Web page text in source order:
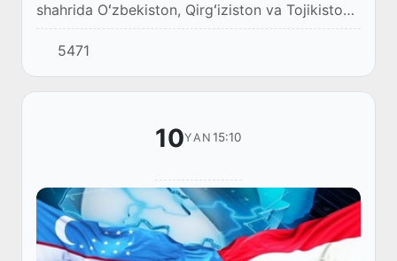
shahrida Oʻzbekiston, Qirgʻiziston va Tojikiston
Prezidentlari ishtirokida tarixda ilk bor uch
tomonlama sammit boʻlib oʻtadi.
5471
10YAN 15:10